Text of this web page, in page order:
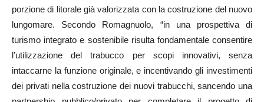
porzione di litorale già valorizzata con la costruzione del nuovo
lungomare. Secondo Romagnuolo, “in una prospettiva di
turismo integrato e sostenibile risulta fondamentale consentire
l’utilizzazione del trabucco per scopi innovativi, senza
intaccarne la funzione originale, e incentivando gli investimenti
dei privati nella costruzione dei nuovi trabucchi, sancendo una